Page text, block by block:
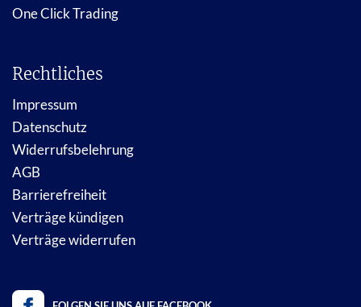
One Click Trading
Rechtliches
Impressum
Datenschutz
Widerrufsbelehrung
AGB
Barrierefreiheit
Verträge kündigen
Verträge widerrufen